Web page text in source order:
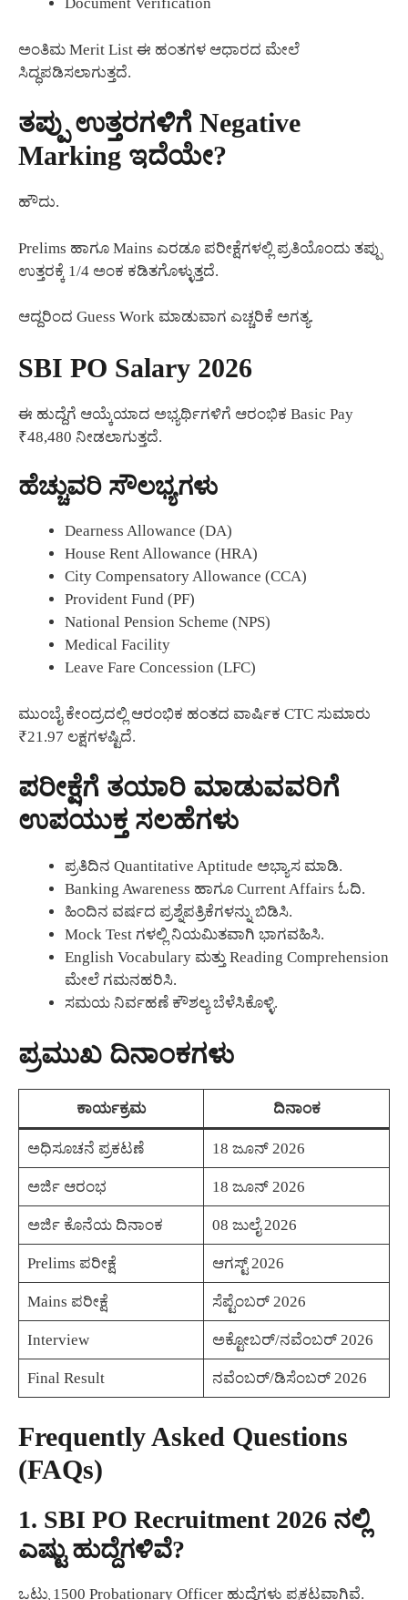
ಅಂತಿಮ Merit List ಈ ಹಂತಗಳ ಆಧಾರದ ಮೇಲೆ
ಸಿದ್ಧಪಡಿಸಲಾಗುತ್ತದೆ.
ತಪ್ಪು ಉತ್ತರಗಳಿಗೆ Negative
Marking ಇದೆಯೇ?
ಹೌದು.
Prelims ಹಾಗೂ Mains ಎರಡೂ ಪರೀಕ್ಷೆಗಳಲ್ಲಿ ಪ್ರತಿಯೊಂದು ತಪ್ಪು
ಉತ್ತರಕ್ಕೆ 1/4 ಅಂಕ ಕಡಿತಗೊಳ್ಳುತ್ತದೆ.
ಆದ್ದರಿಂದ Guess Work ಮಾಡುವಾಗ ಎಚ್ಚರಿಕೆ ಅಗತ್ಯ.
SBI PO Salary 2026
ಈ ಹುದ್ದೆಗೆ ಆಯ್ಕೆಯಾದ ಅಭ್ಯರ್ಥಿಗಳಿಗೆ ಆರಂಭಿಕ Basic Pay
₹48,480 ನೀಡಲಾಗುತ್ತದೆ.
ಹೆಚ್ಚುವರಿ ಸೌಲಭ್ಯಗಳು
Dearness Allowance (DA)
House Rent Allowance (HRA)
City Compensatory Allowance (CCA)
Provident Fund (PF)
National Pension Scheme (NPS)
Medical Facility
Leave Fare Concession (LFC)
ಮುಂಬೈ ಕೇಂದ್ರದಲ್ಲಿ ಆರಂಭಿಕ ಹಂತದ ವಾರ್ಷಿಕ CTC ಸುಮಾರು
₹21.97 ಲಕ್ಷಗಳಷ್ಟಿದೆ.
ಪರೀಕ್ಷೆಗೆ ತಯಾರಿ ಮಾಡುವವರಿಗೆ
ಉಪಯುಕ್ತ ಸಲಹೆಗಳು
ಪ್ರತಿದಿನ Quantitative Aptitude ಅಭ್ಯಾಸ ಮಾಡಿ.
Banking Awareness ಹಾಗೂ Current Affairs ಓದಿ.
ಹಿಂದಿನ ವರ್ಷದ ಪ್ರಶ್ನೆಪತ್ರಿಕೆಗಳನ್ನು ಬಿಡಿಸಿ.
Mock Test ಗಳಲ್ಲಿ ನಿಯಮಿತವಾಗಿ ಭಾಗವಹಿಸಿ.
English Vocabulary ಮತ್ತು Reading Comprehension
ಮೇಲೆ ಗಮನಹರಿಸಿ.
ಸಮಯ ನಿರ್ವಹಣೆ ಕೌಶಲ್ಯ ಬೆಳೆಸಿಕೊಳ್ಳಿ.
ಪ್ರಮುಖ ದಿನಾಂಕಗಳು
ಕಾರ್ಯಕ್ರಮ ದಿನಾಂಕ
ಅಧಿಸೂಚನೆ ಪ್ರಕಟಣೆ 18 ಜೂನ್ 2026
ಅರ್ಜಿ ಆರಂಭ 18 ಜೂನ್ 2026
ಅರ್ಜಿ ಕೊನೆಯ ದಿನಾಂಕ 08 ಜುಲೈ 2026
Prelims ಪರೀಕ್ಷೆ ಆಗಸ್ಟ್ 2026
Mains ಪರೀಕ್ಷೆ ಸೆಪ್ಟೆಂಬರ್ 2026
Interview ಅಕ್ಟೋಬರ್/ನವೆಂಬರ್ 2026
Final Result ನವೆಂಬರ್/ಡಿಸೆಂಬರ್ 2026
Frequently Asked Questions
(FAQs)
1. SBI PO Recruitment 2026 ನಲ್ಲಿ
ಎಷ್ಟು ಹುದ್ದೆಗಳಿವೆ?
ಒಟ್ಟು 1500 Probationary Officer ಹುದ್ದೆಗಳು ಪ್ರಕಟವಾಗಿವೆ.